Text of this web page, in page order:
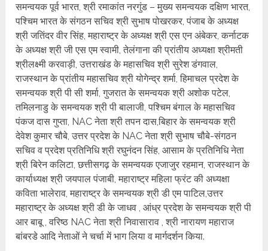
समन्वयक पूर्व भारत, श्री रमाकांत नरगुंड – मुख्य समन्वयक दक्षिण भारत,
पश्चिम भारत के संगठन सचिव श्री सुभाष पोखरकर, पंजाब के अध्यक्ष
श्री जतिंदर वीर सिंह, महाराष्ट्र के अध्यक्ष श्री एस एन अंबेकर, कर्नाटक
के अध्यक्ष श्री जी एस एम स्वामी, तेलंगाना की प्रांतीय अध्यक्षा श्रीमती
श्रीलक्ष्मी करवाड़ी, उत्तराखंड के महासचिव श्री सुरेश डंगवाल,
राजस्थान के प्रांतीय महासचिव श्री योगेन्द्र शर्मा, हिमाचल प्रदेश के
समन्वयक श्री पी सी शर्मा, गुजरात के समन्वयक श्री अशोक पटेल,
तमिलनाडु के समन्वयक श्री पी बालाजी, पश्चिम बंगाल के महासचिव
पंकज दास गुप्ता, NAC नेता श्री तपन दास,बिहार के समन्वयक श्री
देवेश कुमार चौबे, उत्तर प्रदेश के NAC नेता श्री सुभाष चौबे-संगठन
सचिव व प्रदेश प्रतिनिधि श्री रघुनंदन सिंह, आसाम के प्रतिनिधि नेता
श्री बिरेन कलिटा, छत्तीसगढ़ के समन्वयक एजाजुर रहमान, राजस्थान के
कार्याध्यक्ष श्री जयपाल पंजाबी, महाराष्ट्र महिला फ्रंट की अध्यक्षा
कविता भालेराव, महाराष्ट्र के समन्वयक श्री डी एम पाटिल,उत्तर
महाराष्ट्र के अध्यक्ष श्री डी के जाधव , आंध्र प्रदेश के समन्वयक श्री पी
आर बाबू , वरिष्ठ NAC नेता श्री निवासाराव , श्री नारायण महाराज
बांबरडे आदि नेताओं ने चर्चा में भाग लिया व मार्गदर्शन किया.